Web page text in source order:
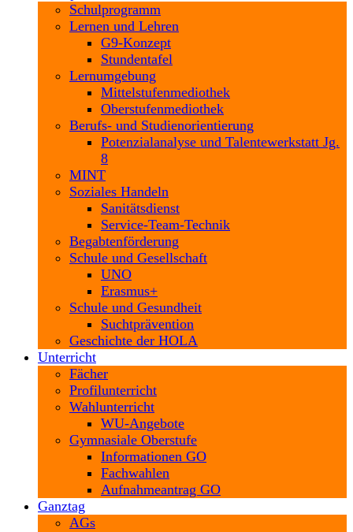
Schulprogramm
Lernen und Lehren
G9-Konzept
Stundentafel
Lernumgebung
Mittelstufenmediothek
Oberstufenmediothek
Berufs- und Studienorientierung
Potenzialanalyse und Talentewerkstatt Jg.
8
MINT
Soziales Handeln
Sanitätsdienst
Service-Team-Technik
Begabtenförderung
Schule und Gesellschaft
UNO
Erasmus+
Schule und Gesundheit
Suchtprävention
Geschichte der HOLA
Unterricht
Fächer
Profilunterricht
Wahlunterricht
WU-Angebote
Gymnasiale Oberstufe
Informationen GO
Fachwahlen
Aufnahmeantrag GO
Ganztag
AGs